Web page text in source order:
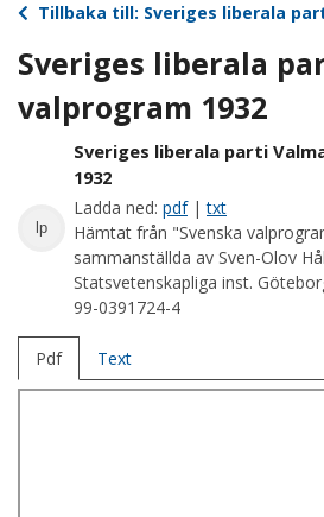
Tillbaka till: Sveriges liberala
Sveriges liberala
valprogram 1932
lp
Sveriges liberala parti
1932
Ladda ned: pdf|txt
Hämtat från "Svenska
sammanställda av Sven-Olov
Statsvetenskapliga inst.
99-0391724-4
Pdf Text